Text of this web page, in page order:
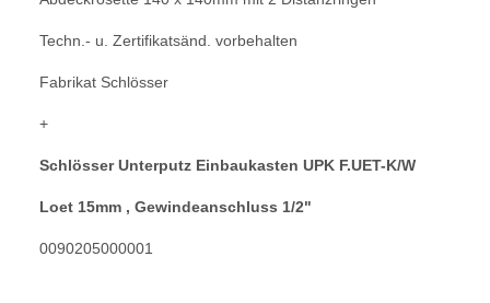
Techn.- u. Zertifikatsänd. vorbehalten
Fabrikat Schlösser
+
Schlösser Unterputz Einbaukasten UPK F.UET-K/W
Loet 15mm , Gewindeanschluss 1/2"
0090205000001